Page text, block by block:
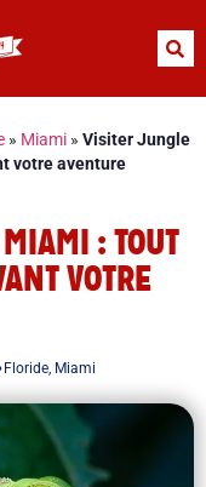
» Miami » Visiter Jungle
votre aventure
: TOUT
VOTRE
Floride, Miami